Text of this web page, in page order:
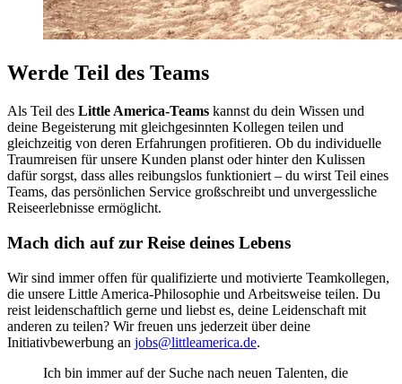
Werde Teil des Teams
Als Teil des Little America-Teams kannst du dein Wissen und
deine Begeisterung mit gleichgesinnten Kollegen teilen und
gleichzeitig von deren Erfahrungen profitieren. Ob du individuelle
Traumreisen für unsere Kunden planst oder hinter den Kulissen
dafür sorgst, dass alles reibungslos funktioniert – du wirst Teil eines
Teams, das persönlichen Service großschreibt und unvergessliche
Reiseerlebnisse ermöglicht.
Mach dich auf zur Reise deines Lebens
Wir sind immer offen für qualifizierte und motivierte Teamkollegen,
die unsere Little America-Philosophie und Arbeitsweise teilen. Du
reist leidenschaftlich gerne und liebst es, deine Leidenschaft mit
anderen zu teilen? Wir freuen uns jederzeit über deine
Initiativbewerbung an jobs@littleamerica.de.
Ich bin immer auf der Suche nach neuen Talenten, die